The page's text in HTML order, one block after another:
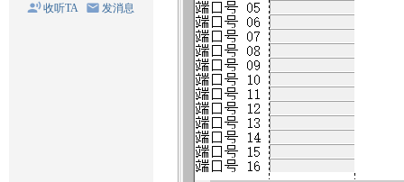
收听TA 发消息